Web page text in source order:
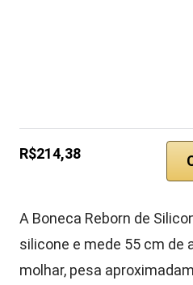
R$214,38
A Boneca Reborn de
silicone e mede 55 cm de
molhar, pesa